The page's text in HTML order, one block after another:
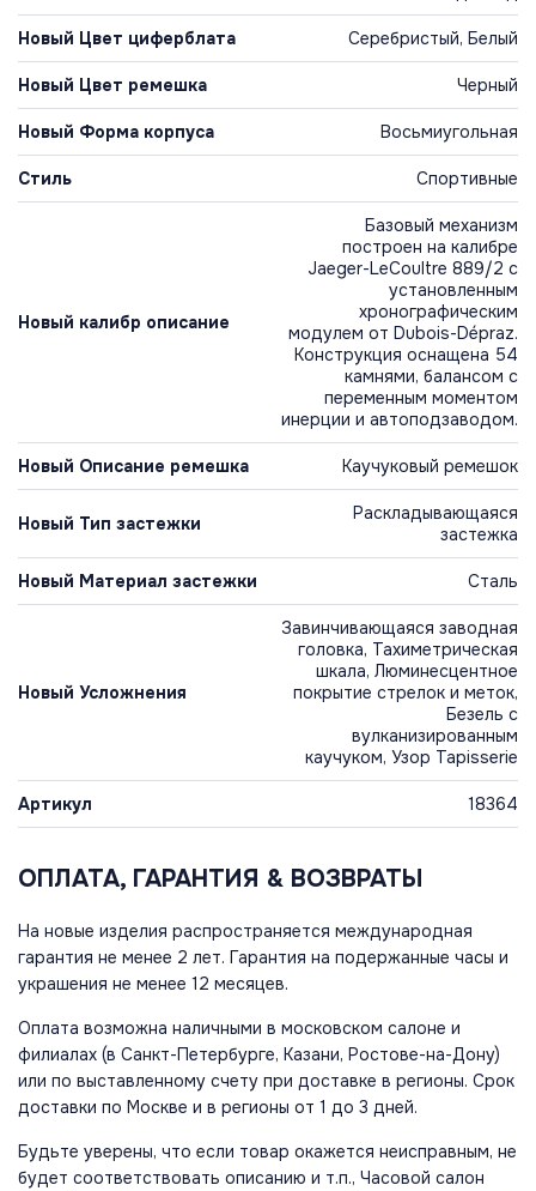
Новый Цвет циферблата Серебристый, Белый
Новый Цвет ремешка Черный
Новый Форма корпуса Восьмиугольная
Стиль Спортивные
Новый калибр описание
Базовый механизм
построен на калибре
Jaeger-LeCoultre 889/2 с
установленным
хронографическим
модулем от Dubois-Dépraz.
Конструкция оснащена 54
камнями, балансом с
переменным моментом
инерции и автоподзаводом.
Новый Описание ремешка Каучуковый ремешок
Новый Тип застежки
Раскладывающаяся
застежка
Новый Материал застежки Сталь
Новый Усложнения
Завинчивающаяся заводная
головка, Тахиметрическая
шкала, Люминесцентное
покрытие стрелок и меток,
Безель с
вулканизированным
каучуком, Узор Tapisserie
Артикул 18364
ОПЛАТА, ГАРАНТИЯ & ВОЗВРАТЫ
На новые изделия распространяется международная
гарантия не менее 2 лет. Гарантия на подержанные часы и
украшения не менее 12 месяцев.
Оплата возможна наличными в московском салоне и
филиалах (в Санкт-Петербурге, Казани, Ростове-на-Дону)
или по выставленному счету при доставке в регионы. Срок
доставки по Москве и в регионы от 1 до 3 дней.
Будьте уверены, что если товар окажется неисправным, не
будет соответствовать описанию и т.п., Часовой салон